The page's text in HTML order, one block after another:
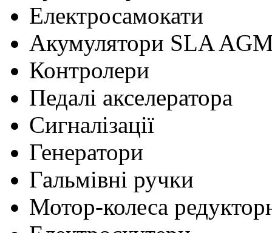
Електросамокати
Акумулятори SLA
Контролери
Педалі акселератора
Сигналізації
Генератори
Гальмівні ручки
Мотор-колеса